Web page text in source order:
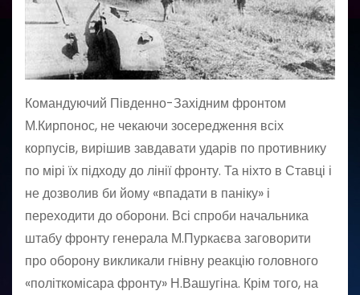
Командуючий Південно-Західним фронтом
М.Кирпонос, не чекаючи зосередження всіх
корпусів, вирішив завдавати ударів по противнику
по мірі їх підходу до лінії фронту. Та ніхто в Ставці і
не дозволив би йому «впадати в паніку» і
переходити до оборони. Всі спроби начальника
штабу фронту генерала М.Пуркаєва заговорити
про оборону викликали гнів­ну реакцію головного
«політкомісара фронту» Н.Вашугіна. Крім того, на